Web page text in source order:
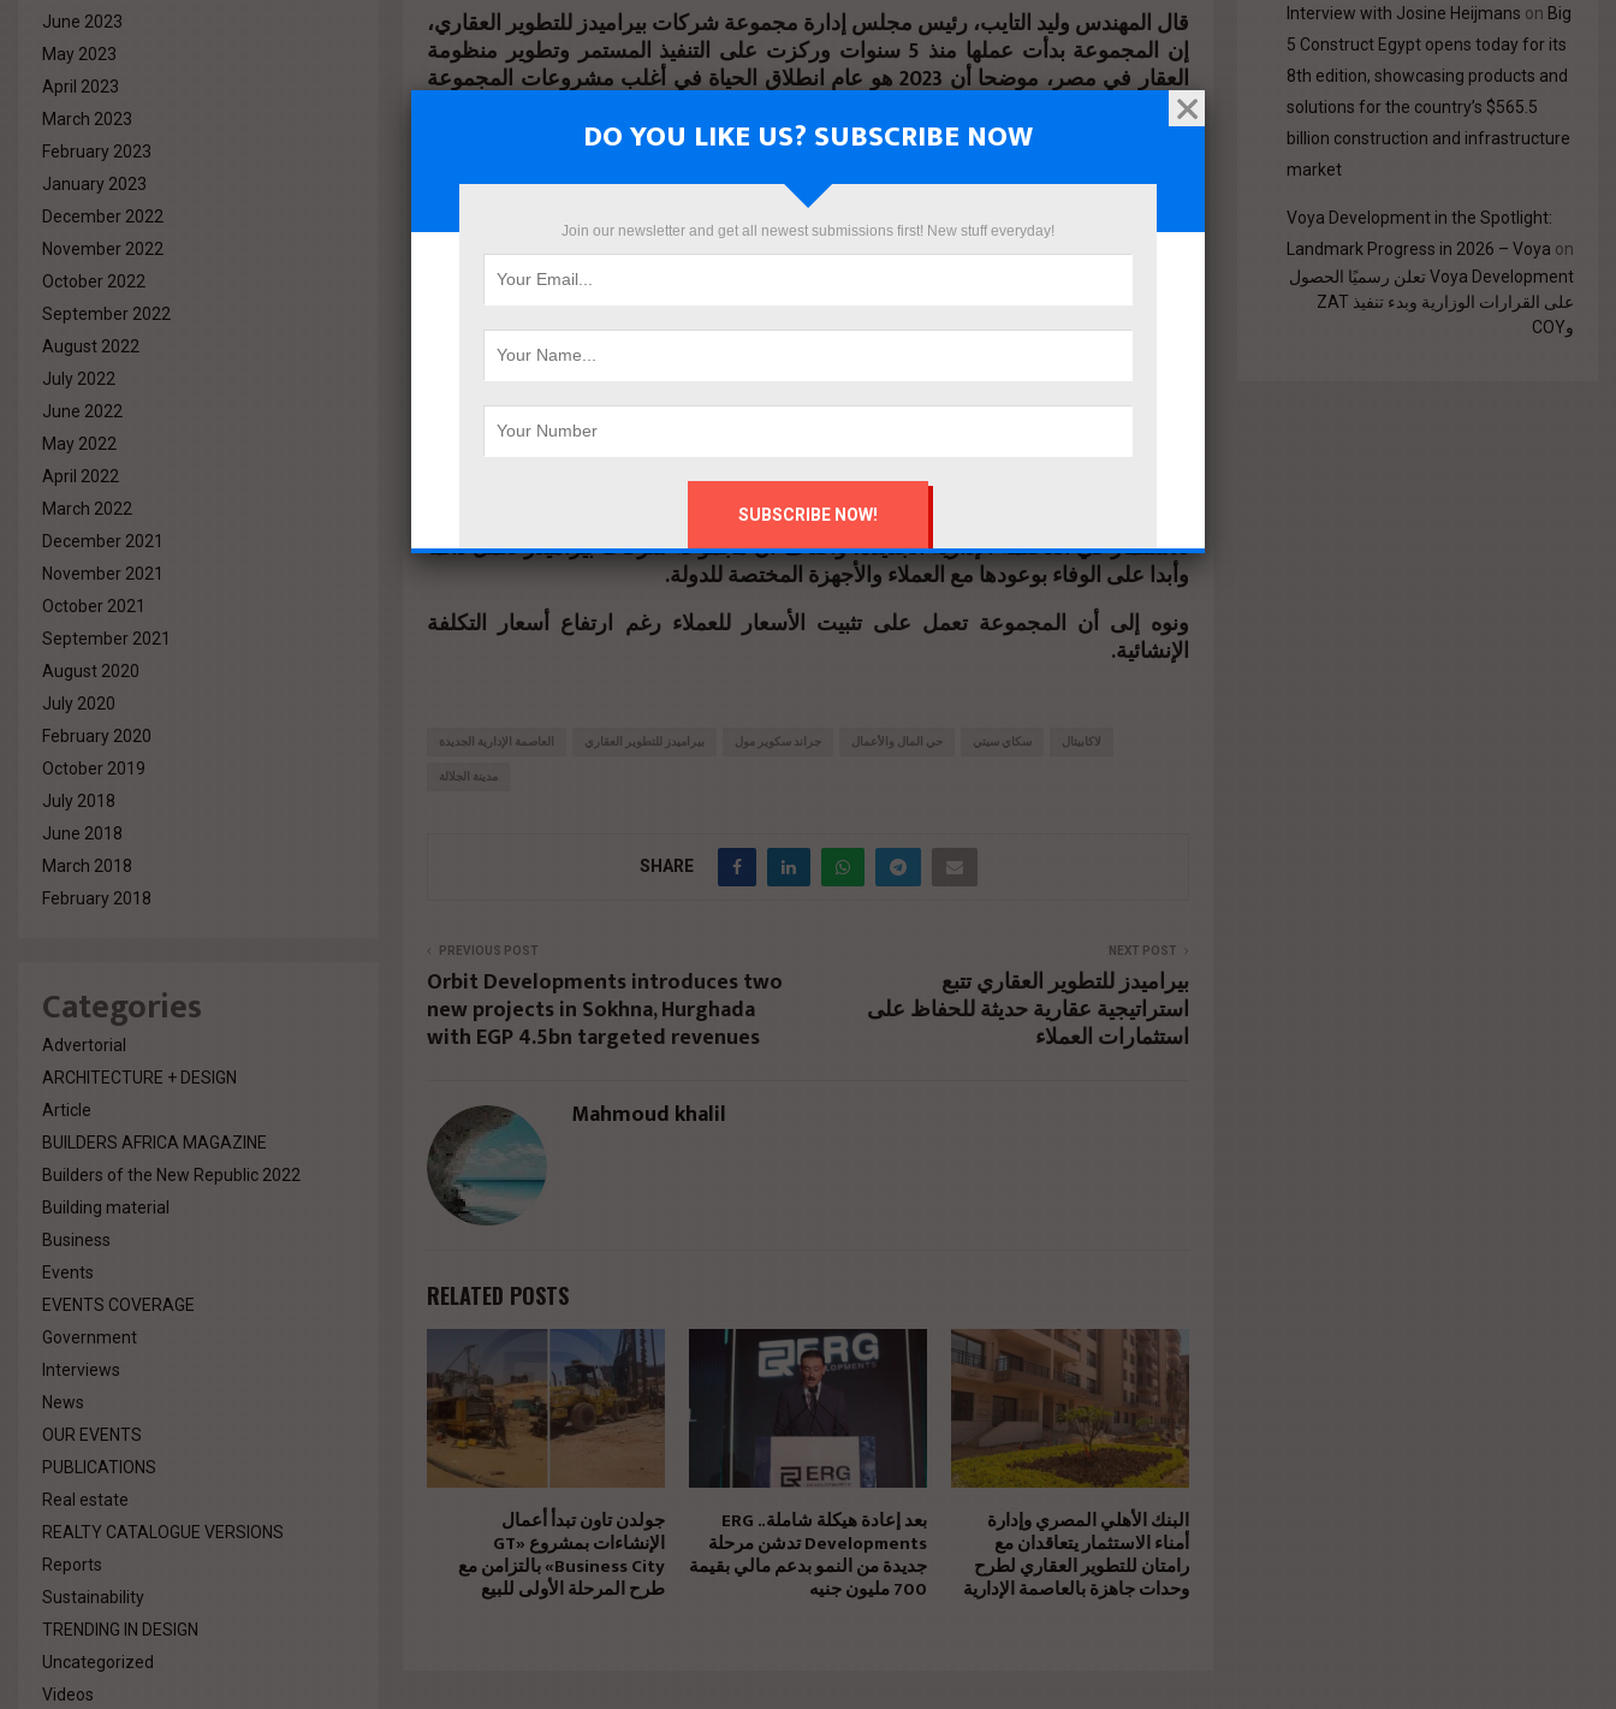
قال المهندس وليد التايب، رئيس مجلس إدارة مجموعة شركات بيراميدز للتطوير العقاري،
إن المجموعة بدأت عملها منذ 5 سنوات وركزت على التنفيذ المستمر وتطوير منظومة
العقار في مصر، موضحا أن 2023 هو عام انطلاق الحياة في أغلب مشروعات المجموعة
بالعاصمة الإدارية الجديدة ومدينة الجلالة.
ومطلع 2023، كما قامت بتسليم وتشغيل مشروع “جراند سكوير مول” يناير الماضي، وهو
أول مول تجاري إداري في حي المال والأعمال بالعاصمة الإدارية.
كما أطلقت المجموعة شريان الحياة بمشروع “سكاي سيتي” بمدينة الجلالة، حيث تم
تسليم وتسكين أكثر من 400 أسرة في المرحلة الأولى بالمشروع، حيث يعد “سكاي
منتصف الشهر الجاري، وذلك بحضور نخبة من كبار المسئولين وعلى رأسهم السيد اللواء
وتابع المهندس هشام الخولي، رئيس مجلس إدارة مجموعة شركات بيراميدز للتطوير
العقاري، أن الشركة قررت منذ اللحظة الأولى تدشين مشروعات مبتكرة تتناسب مع خطة
الدولة للخروج بالعقار المصري إلى آفاق عالمية.
وصرح بأن إدارة المجموعة عاكفة خلال الأيام القليلة المقبلة على إطلاق رؤية جديدة
للاستثمار في العاصمة الإدارية الجديدة، وأضاف أن مجموعة شركات بيراميدز تعمل دائما
وأبدا على الوفاء بوعودها مع العملاء والأجهزة المختصة للدولة.
ونوه إلى أن المجموعة تعمل على تثبيت الأسعار للعملاء رغم ارتفاع أسعار التكلفة
الإنشائية.
العاصمة الإدارية الجديدة بيراميدز للتطوير العقاري جراند سكوير مول حي المال والأعمال سكاي سيتي لاكابيتال
مدينة الجلالة
SHARE
PREVIOUS POST
Orbit Developments introduces two
new projects in Sokhna, Hurghada
with EGP 4.5bn targeted revenues
NEXT POST
بيراميدز للتطوير العقاري تتبع
استراتيجية عقارية حديثة للحفاظ على
استثمارات العملاء
Mahmoud khalil
RELATED POSTS
جولدن تاون تبدأ أعمال
الإنشاءات بمشروع «GT
Business City» بالتزامن مع
طرح المرحلة الأولى للبيع
بعد إعادة هيكلة شاملة.. ERG
Developments تدشن مرحلة
جديدة من النمو بدعم مالي بقيمة
700 مليون جنيه
البنك الأهلي المصري وإدارة
أمناء الاستثمار يتعاقدان مع
رامتان للتطوير العقاري لطرح
وحدات جاهزة بالعاصمة الإدارية
June 2023
May 2023
April 2023
March 2023
February 2023
January 2023
December 2022
November 2022
October 2022
September 2022
August 2022
July 2022
June 2022
May 2022
April 2022
March 2022
December 2021
November 2021
October 2021
September 2021
August 2020
July 2020
February 2020
October 2019
July 2018
June 2018
March 2018
February 2018
Categories
Advertorial
ARCHITECTURE + DESIGN
Article
BUILDERS AFRICA MAGAZINE
Builders of the New Republic 2022
Building material
Business
Events
EVENTS COVERAGE
Government
Interviews
News
OUR EVENTS
PUBLICATIONS
Real estate
REALTY CATALOGUE VERSIONS
Reports
Sustainability
TRENDING IN DESIGN
Uncategorized
Videos
Interview with Josine Heijmans on Big
5 Construct Egypt opens today for its
8th edition, showcasing products and
solutions for the country’s $565.5
billion construction and infrastructure
market
Voya Development in the Spotlight:
Landmark Progress in 2026 – Voya on
Voya Development تعلن رسميًا الحصول
على القرارات الوزارية وبدء تنفيذ ZAT
وCOY
DO YOU LIKE US? SUBSCRIBE NOW
Join our newsletter and get all newest submissions first! New stuff everyday!